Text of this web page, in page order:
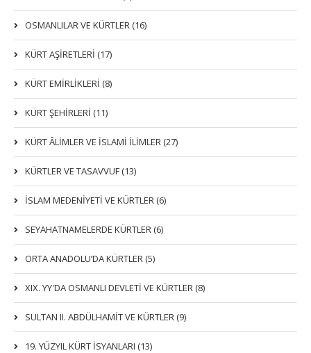
OSMANLILAR VE KÜRTLER (16)
KÜRT AŞİRETLERİ (17)
KÜRT EMİRLİKLERİ (8)
KÜRT ŞEHİRLERİ (11)
KÜRT ÂLİMLER VE İSLAMİ İLİMLER (27)
KÜRTLER VE TASAVVUF (13)
İSLAM MEDENİYETİ VE KÜRTLER (6)
SEYAHATNAMELERDE KÜRTLER (6)
ORTA ANADOLU’DA KÜRTLER (5)
XIX. YY'DA OSMANLI DEVLETI VE KÜRTLER (8)
SULTAN II. ABDÜLHAMİT VE KÜRTLER (9)
19. YÜZYIL KÜRT İSYANLARI (13)